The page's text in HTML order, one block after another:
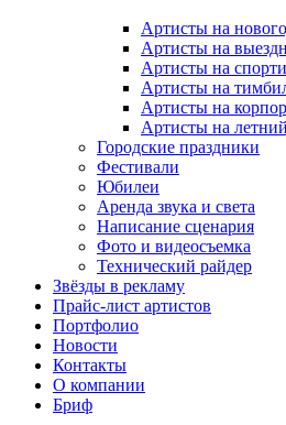
Артисты на
Артисты на
Артисты на
Артисты на
Артисты на
Артисты на
Городские праздники
Фестивали
Юбилеи
Аренда звука и света
Написание сценария
Фото и видеосъемка
Технический райдер
Звёзды в рекламу
Прайс-лист артистов
Портфолио
Новости
Контакты
О компании
Бриф